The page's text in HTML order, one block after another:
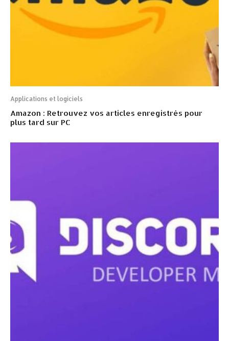
Applications et logiciels
Amazon : Retrouvez vos articles enregistrés pour
plus tard sur PC